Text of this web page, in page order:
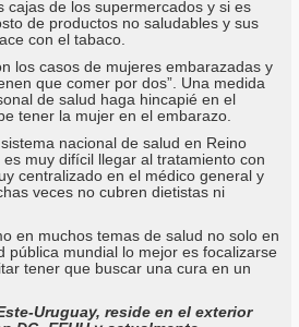
cajas de los supermercados y si es
de productos no saludables y sus
con el tabaco.
los casos de mujeres embarazadas y
que comer por dos”. Una medida
de salud haga hincapié en el
tener la mujer en el embarazo.
nacional de salud en Reino
muy difícil llegar al tratamiento con
centralizado en el médico general y
veces no cubren dietistas ni
en muchos temas de salud no solo en
pública mundial lo mejor es focalizarse
tener que buscar una cura en un
Uruguay, reside en el exterior